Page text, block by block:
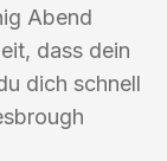
Abend
dass dein
dich schnell